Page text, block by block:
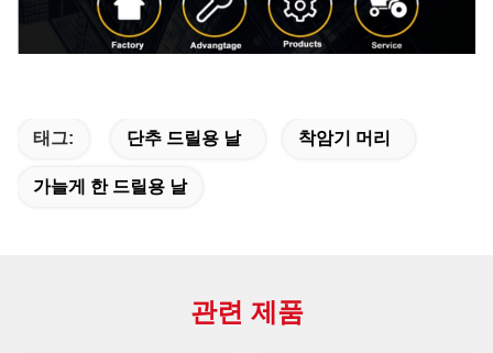
태그: 단추 드릴용 날 착암기 머리
가늘게 한 드릴용 날
관련 제품